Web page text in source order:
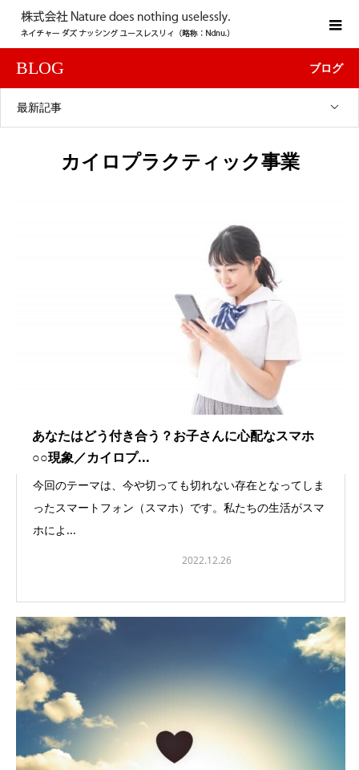
BLOG ブログ
最新記事
カイロプラクティック事業
あなたはどう付き合う？お子さんに心配なスマホ
○○現象／カイロプ...
今回のテーマは、今や切っても切れない存在となってしま
ったスマートフォン（スマホ）です。私たちの生活がスマ
ホによ...
2022.12.26